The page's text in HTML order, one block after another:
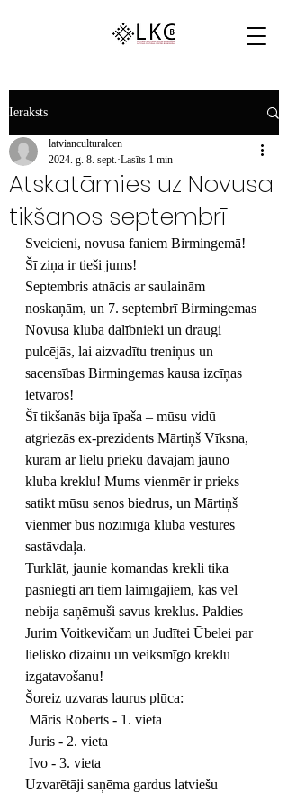
Ieraksts
Atskatāmies uz Novusa
tikšanos septembrī
latvianculturalcen
2024. g. 8. sept. Lasīts 1 min
Sveicieni, novusa faniem Birmingemā!
Šī ziņa ir tieši jums!
Septembris atnācis ar saulainām
noskaņām, un 7. septembrī Birmingemas
Novusa kluba dalībnieki un draugi
pulcējās, lai aizvadītu treniņus un
sacensības Birmingemas kausa izcīņas
ietvaros!
Šī tikšanās bija īpaša – mūsu vidū
atgriezās ex-prezidents Mārtiņš Vīksna,
kuram ar lielu prieku dāvājām jauno
kluba kreklu! Mums vienmēr ir prieks
satikt mūsu senos biedrus, un Mārtiņš
vienmēr būs nozīmīga kluba vēstures
sastāvdaļa.
Turklāt, jaunie komandas krekli tika
pasniegti arī tiem laimīgajiem, kas vēl
nebija saņēmuši savus kreklus. Paldies
Jurim Voitkevičam un Judītei Ūbelei par
lielisko dizainu un veiksmīgo kreklu
izgatavošanu!
Šoreiz uzvaras laurus plūca:
Māris Roberts - 1. vieta
Juris - 2. vieta
Ivo - 3. vieta
Uzvarētāji saņēma gardus latviešu